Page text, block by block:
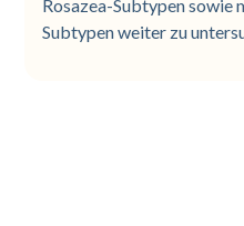
Rosazea-Subtypen sowie
Subtypen weiter zu